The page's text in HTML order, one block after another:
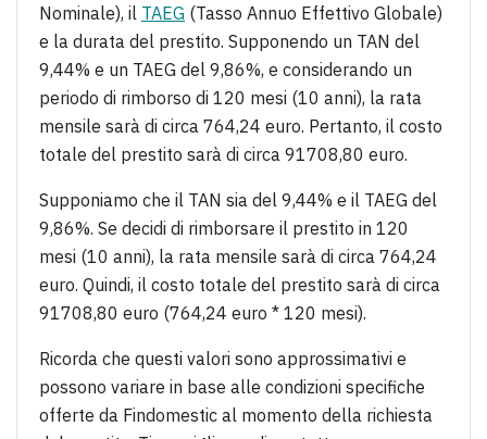
Nominale), il TAEG (Tasso Annuo Effettivo Globale)
e la durata del prestito. Supponendo un TAN del
9,44% e un TAEG del 9,86%, e considerando un
periodo di rimborso di 120 mesi (10 anni), la rata
mensile sarà di circa 764,24 euro. Pertanto, il costo
totale del prestito sarà di circa 91708,80 euro.
Supponiamo che il TAN sia del 9,44% e il TAEG del
9,86%. Se decidi di rimborsare il prestito in 120
mesi (10 anni), la rata mensile sarà di circa 764,24
euro. Quindi, il costo totale del prestito sarà di circa
91708,80 euro (764,24 euro * 120 mesi).
Ricorda che questi valori sono approssimativi e
possono variare in base alle condizioni specifiche
offerte da Findomestic al momento della richiesta